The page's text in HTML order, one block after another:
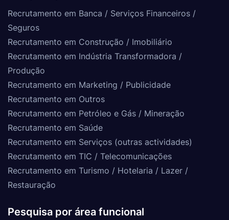
Recrutamento em Banca / Serviços Financeiros /
Seguros
Recrutamento em Construção / Imobiliário
Recrutamento em Indústria Transformadora /
Produção
Recrutamento em Marketing / Publicidade
Recrutamento em Outros
Recrutamento em Petróleo e Gás / Mineração
Recrutamento em Saúde
Recrutamento em Serviços (outras actividades)
Recrutamento em TIC / Telecomunicações
Recrutamento em Turismo / Hotelaria / Lazer /
Restauração
Pesquisa por área funcional